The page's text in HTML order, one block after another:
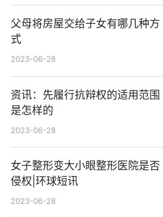
父母将房屋交给子女有哪几种方
式
2023-06-28
资讯：先履行抗辩权的适用范围
是怎样的
2023-06-28
女子整形变大小眼整形医院是否
侵权|环球短讯
2023-06-28